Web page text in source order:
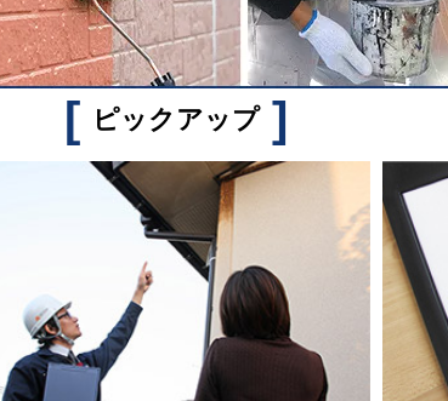
[ ピックアップ ]